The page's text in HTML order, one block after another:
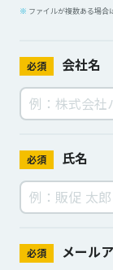
ファイルが複数ある場合
必須 会社名
必須 氏名
必須 メール